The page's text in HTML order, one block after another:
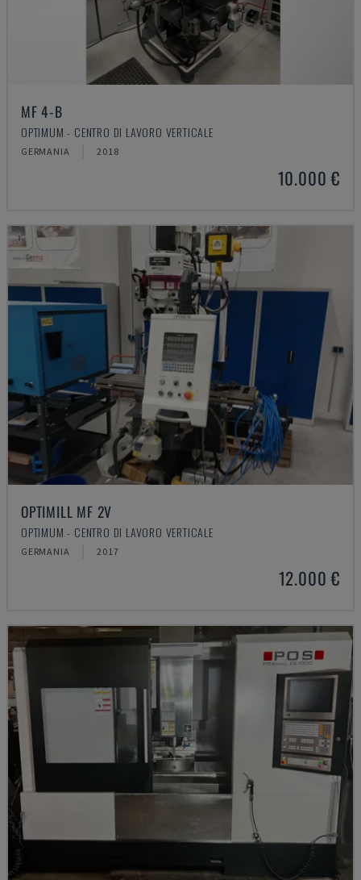
MF 4-B
OPTIMUM - CENTRO DI LAVORO VERTICALE
GERMANIA 2018
10.000 €
OPTIMILL MF 2V
OPTIMUM - CENTRO DI LAVORO VERTICALE
GERMANIA 2017
12.000 €